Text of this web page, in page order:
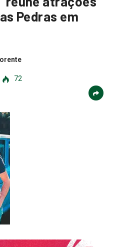
Pedras em
72